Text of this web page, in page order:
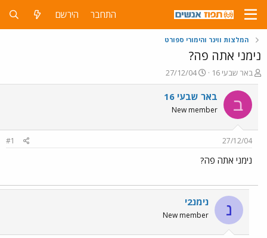
התחבר הירשם
המלצות ווינר והימורי ספורט
נימני אתה פה?
פ
ו
ת
ח
ה
ש
א
באר שבעי 16
פ
ו
ר
ם
27/12/04
ב באר שבעי 16
New member
27/12/04
#1
נימני אתה פה?
נ נימנ2י
New member